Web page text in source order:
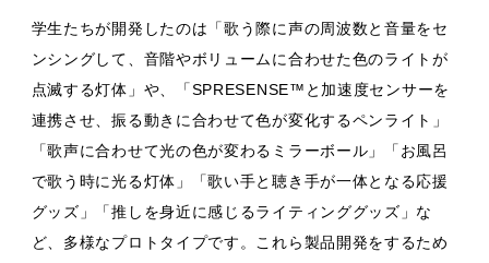
学生たちが開発したのは「歌う際に声の周波数と音量をセ
ンシングして、音階やボリュームに合わせた色のライトが
点滅する灯体」や、「SPRESENSE™と加速度センサーを
連携させ、振る動きに合わせて色が変化するペンライト」
「歌声に合わせて光の色が変わるミラーボール」「お風呂
で歌う時に光る灯体」「歌い手と聴き手が一体となる応援
グッズ」「推しを身近に感じるライティンググッズ」な
ど、多様なプロトタイプです。これら製品開発をするため